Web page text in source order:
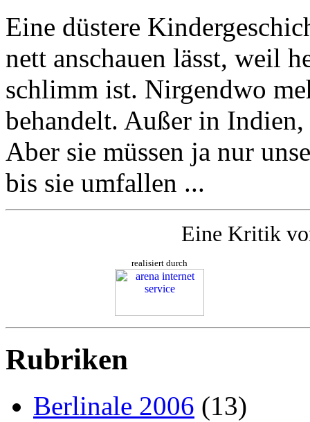
Eine düstere
nett anschauen lässt, weil
schlimm ist. Nirgendwo
behandelt. Außer in
Aber sie müssen ja nur
bis sie umfallen ...
Eine Kritik
realisiert durch
Rubriken
Berlinale 2006 (13)